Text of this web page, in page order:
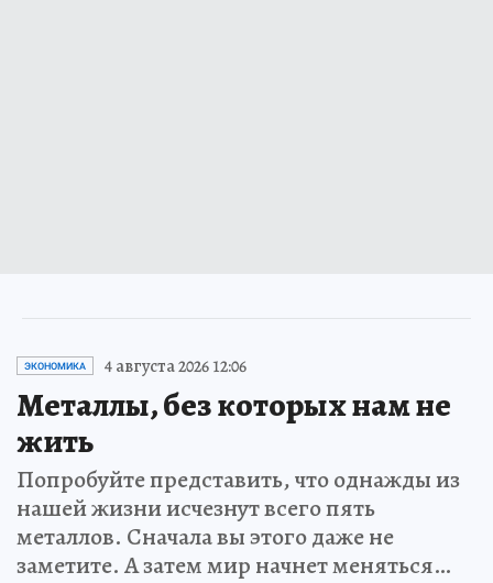
ЭКОНОМИКА 4 августа 2026 12:06
Металлы, без которых нам не
жить
Попробуйте представить, что однажды из
нашей жизни исчезнут всего пять
металлов. Сначала вы этого даже не
заметите. А затем мир начнет меняться…